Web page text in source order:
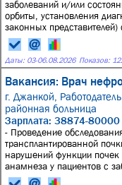
заболеваний и/или
орбиты, установления
законных
Даты: 03-06.08.2026 Показов:
Вакансия: Врач
г. Джанкой,
районная больница
Зарплата: 38874-80000
- Проведение
трансплантированной
нарушений функции почек
анамнеза у пациентов с